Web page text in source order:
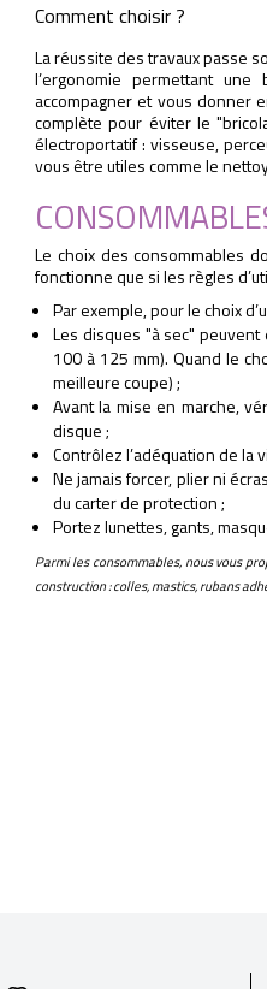
Comment choisir ?
La réussite des travaux passe
l’ergonomie permettant
accompagner et vous donner
complète pour éviter le
électroportatif : visseuse,
vous être utiles comme le
Le choix des consommables
fonctionne que si les règles
Par exemple, pour le choix
Les disques "à sec"
100 à 125 mm). Quand le
meilleure coupe) ;
Avant la mise en marche,
disque ;
Contrôlez l’adéquation de la
Ne jamais forcer, plier ni
du carter de protection ;
Portez lunettes, gants,
Parmi les consommables, nous vous
construction : colles, mastics, rubans